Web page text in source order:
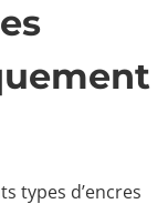
types d’encres